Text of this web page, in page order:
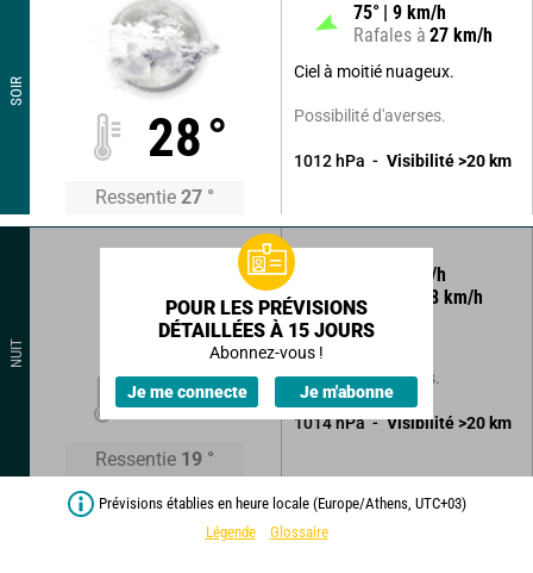
SOIR
28°
Ressentie 27 °
75° 9 km/h
Rafales à 27 km/h
Ciel à moitié nuageux.
Possibilité d'averses.
1012 hPa Visibilité >20 km
NUIT
19°
Ressentie 19 °
km/h
Rafales à
8 km/h
Ciel clair.
Sans précipitations.
1014hPa Visibilité >20 km
POUR LES PRÉVISIONS
DÉTAILLÉES À 15 JOURS
Abonnez-vous !
Je me connecte Je m'abonne
Prévisions établies en heure locale (Europe/Athens, UTC+03)
Légende
Glossaire